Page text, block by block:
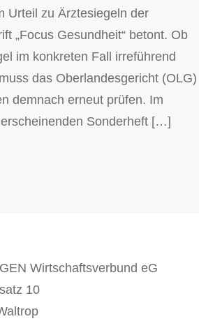
Urteil zu Ärztesiegeln der
„Focus Gesundheit“ betont. Ob
im konkreten Fall irreführend
das Oberlandesgericht (OLG)
demnach erneut prüfen. Im
Sonderheft […]
Wirtschaftsverbund eG
10